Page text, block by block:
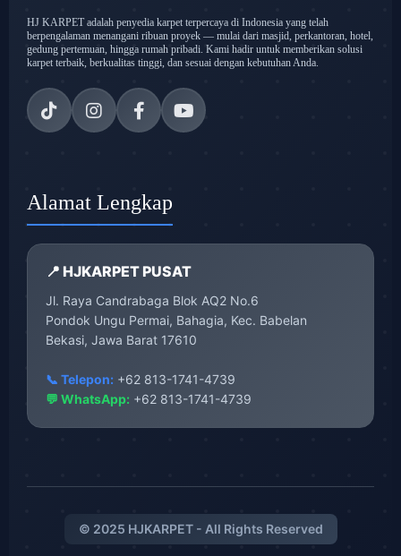
HJ KARPET adalah penyedia karpet terpercaya di Indonesia yang telah
berpengalaman menangani ribuan proyek — mulai dari masjid, perkantoran, hotel,
gedung pertemuan, hingga rumah pribadi. Kami hadir untuk memberikan solusi
karpet terbaik, berkualitas tinggi, dan sesuai dengan kebutuhan Anda.
Alamat Lengkap
📍 HJKARPET PUSAT
Jl. Raya Candrabaga Blok AQ2 No.6
Pondok Ungu Permai, Bahagia, Kec. Babelan
Bekasi, Jawa Barat 17610
📞 Telepon: +62 813-1741-4739
💬 WhatsApp: +62 813-1741-4739
© 2025 HJKARPET - All Rights Reserved